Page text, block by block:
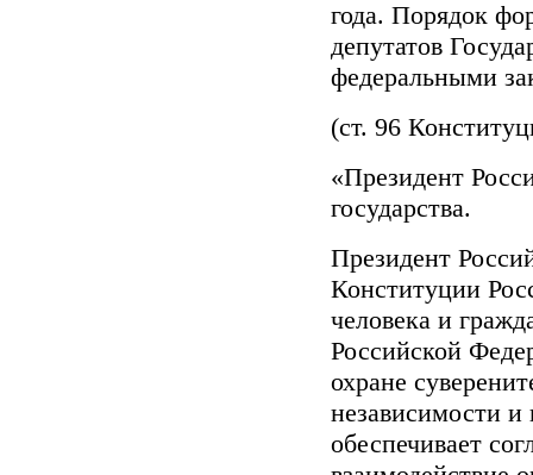
года. Порядок
депутатов
федеральными
(ст. 96
«Президент
государства.
Президент
Конституции
человека и
Российской
охране
независимости и
обеспечивает